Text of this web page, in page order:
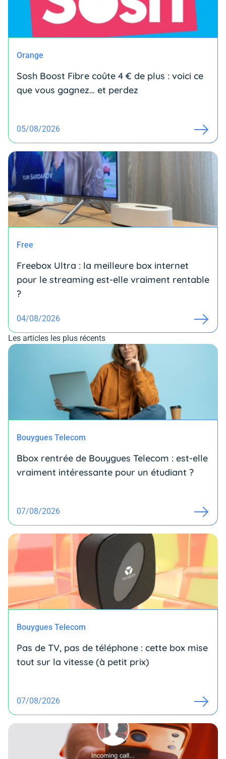
Orange
Sosh Boost Fibre coûte 4 € de plus : voici ce
que vous gagnez… et perdez
05/08/2026
Free
Freebox Ultra : la meilleure box internet
pour le streaming est-elle vraiment rentable
?
04/08/2026
Les articles les plus récents
Bouygues Telecom
Bbox rentrée de Bouygues Telecom : est-elle
vraiment intéressante pour un étudiant ?
07/08/2026
Bouygues Telecom
Pas de TV, pas de téléphone : cette box mise
tout sur la vitesse (à petit prix)
07/08/2026